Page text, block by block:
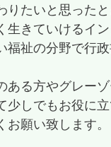
りたいと思った
生きていけるイ
福祉の分野で行
ある方やグレー
少しでもお役に
お願い致します。